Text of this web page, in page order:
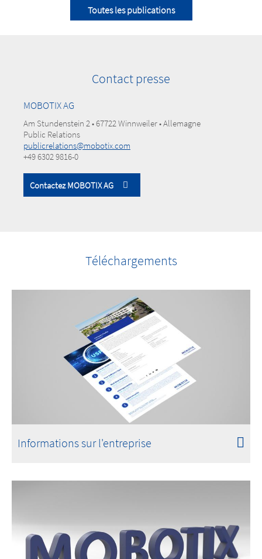
Toutes les publications
Contact presse
MOBOTIX AG
Am Stundenstein 2 • 67722 Winnweiler • Allemagne
Public Relations
publicrelations@mobotix.com
+49 6302 9816-0
Contactez MOBOTIX AG
Téléchargements
Informations sur l'entreprise